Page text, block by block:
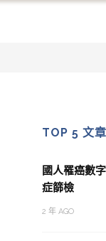
TOP 5 文章
國人罹癌數
症篩檢
2 年 AGO